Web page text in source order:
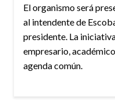
El organismo será
al intendente de
presidente. La
empresario,
agenda común.